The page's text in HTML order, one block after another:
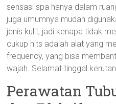
sensasi spa hanya dalam
juga umumnya mudah
jenis kulit, jadi kenapa tidak
cukup hits adalah alat yang
frequency, yang bisa
wajah. Selamat tinggal
Perawatan